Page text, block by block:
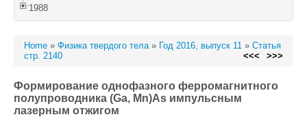
1988
Home » Физика твердого тела» Год 2016, выпуск 11 » Статья
стр. 2140
<<< >>>
Формирование однофазного ферромагнитного
полупроводника (Ga, Mn)As импульсным
лазерным отжигом